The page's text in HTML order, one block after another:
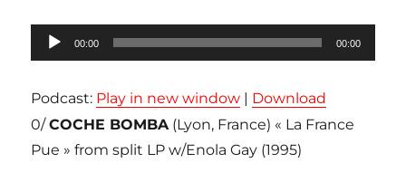
Lecteur
audio
00:00 00:00
Podcast: Play in new window | Download
0/COCHE BOMBA(Lyon, France) « La France
Pue » from split LP w/Enola Gay (1995)